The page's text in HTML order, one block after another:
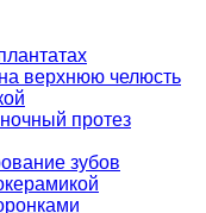
верхнюю челюсть
протез
зубов